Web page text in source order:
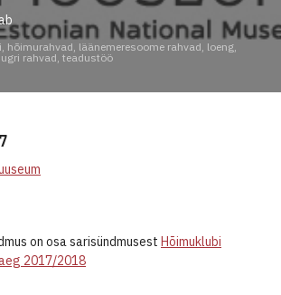
, hõimurahvad, läänemeresoome rahvad, loeng,
rahvad, teadustöö
on osa sarisündmusest Hõimuklubi
2017/2018